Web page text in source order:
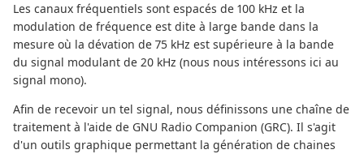
Les canaux fréquentiels sont espacés de 100 kHz et la
modulation de fréquence est dite à large bande dans la
mesure où la dévation de 75 kHz est supérieure à la bande
du signal modulant de 20 kHz (nous nous intéressons ici au
signal mono).
Afin de recevoir un tel signal, nous définissons une chaîne de
traitement à l'aide de GNU Radio Companion (GRC). Il s'agit
d'un outils graphique permettant la génération de chaines